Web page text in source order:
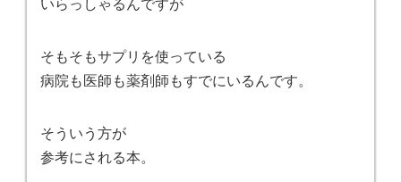
そもそもサプリを使っている
病院も医師も薬剤師もすでにいるんです。
そういう方が
参考にされる本。